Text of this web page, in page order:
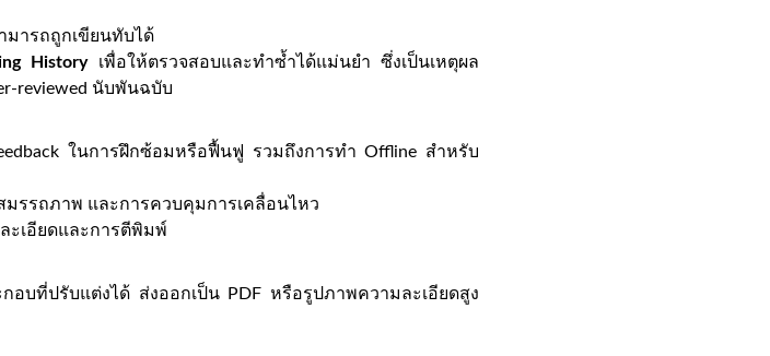
มารถถูกเขียนทับได้
Historyเพื่อให้ตรวจสอบและทำซ้ำได้แม่นยำ ซึ่งเป็นเหตุผล
reviewed นับพันฉบับ
ในการฝึกซ้อมหรือฟื้นฟู รวมถึงการทำ Offline สำหรับ
รรถภาพ และการควบคุมการเคลื่อนไหว
ะเอียดและการตีพิมพ์
อบที่ปรับแต่งได้ ส่งออกเป็น PDF หรือรูปภาพความละเอียดสูง